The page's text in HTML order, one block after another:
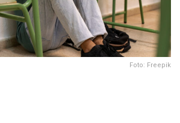
Foto: Freepik